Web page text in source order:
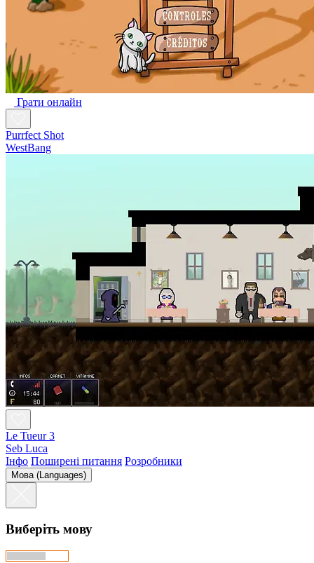
Грати онлайн
Purrfect Shot
WestBang
Le Tueur 3
Seb Luca
Інфо Поширені питання Розробники
Мова (Languages)
Виберіть мову